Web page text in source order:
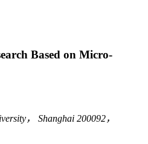
Based on Micro-
， Shanghai 200092，